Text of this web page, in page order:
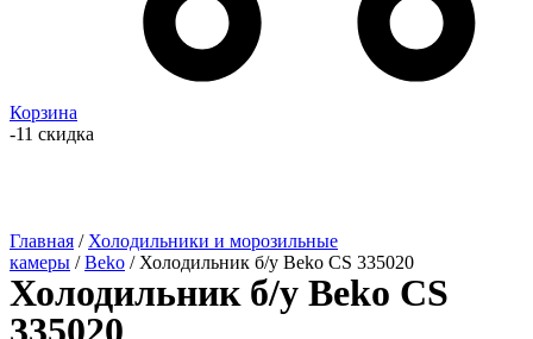
Корзина
-11 скидка
Главная / Холодильники и морозильные
камеры /Beko / Холодильник б/у Beko CS 335020
Холодильник б/у Beko CS
335020